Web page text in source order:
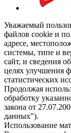
Уважаемый
файлов cookie и
адресе,
системы, типе и
сайт, и сведения
целях улучшения
статистических
Продолжая
обработку
закона от
данных").
Использование